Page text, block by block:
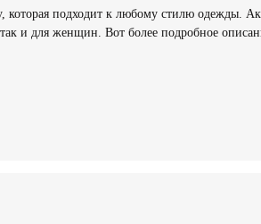
подходит к любому стилю одежды.
и для женщин. Вот более подробное